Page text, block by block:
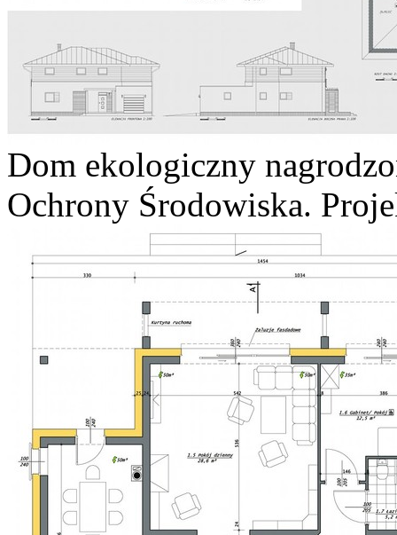
Dom ekologiczny
Ochrony Środowiska.